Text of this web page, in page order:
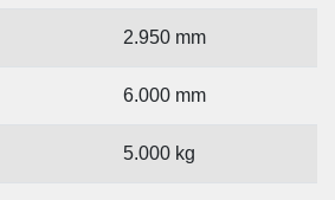
2.950 mm
6.000 mm
5.000 kg